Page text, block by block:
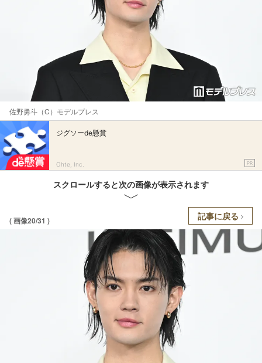
佐野勇斗（C）モデルプレス
ジグソーde懸賞
Ohte, Inc. PR
スクロールすると次の画像が表示されます
( 画像20/31 ) 記事に戻る